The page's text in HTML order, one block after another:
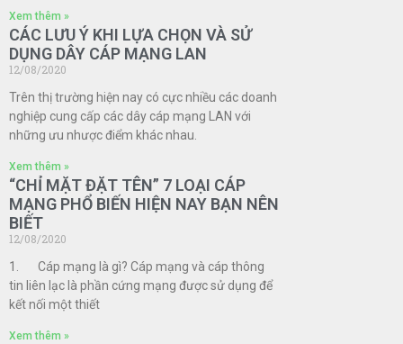
Xem thêm »
CÁC LƯU Ý KHI LỰA CHỌN VÀ SỬ
DỤNG DÂY CÁP MẠNG LAN
12/08/2020
Trên thị trường hiện nay có cực nhiều các doanh
nghiệp cung cấp các dây cáp mạng LAN với
những ưu nhược điểm khác nhau.
Xem thêm »
“CHỈ MẶT ĐẶT TÊN” 7 LOẠI CÁP
MẠNG PHỔ BIẾN HIỆN NAY BẠN NÊN
BIẾT
12/08/2020
1. Cáp mạng là gì? Cáp mạng và cáp thông
tin liên lạc là phần cứng mạng được sử dụng để
kết nối một thiết
Xem thêm »